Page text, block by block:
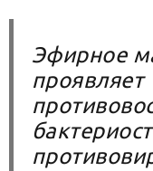
Эфирное
проявляет